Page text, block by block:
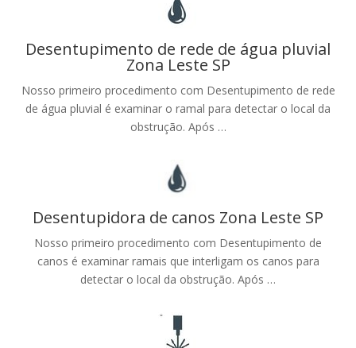
Desentupimento de rede de água pluvial
Zona Leste SP
Nosso primeiro procedimento com Desentupimento de rede
de água pluvial é examinar o ramal para detectar o local da
obstrução. Após …
Desentupidora de canos Zona Leste SP
Nosso primeiro procedimento com Desentupimento de
canos é examinar ramais que interligam os canos para
detectar o local da obstrução. Após …